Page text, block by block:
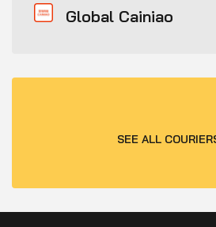
Global Cainiao
SEE ALL